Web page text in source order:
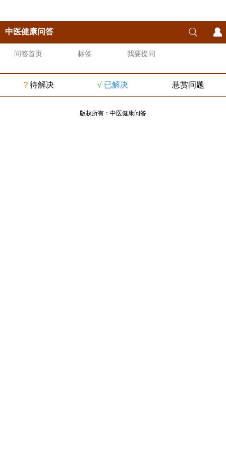
中医健康问答
问答首页 标签 我要提问
？ 待解决 √ 已解决 悬赏问题
版权所有： 中医健康问答